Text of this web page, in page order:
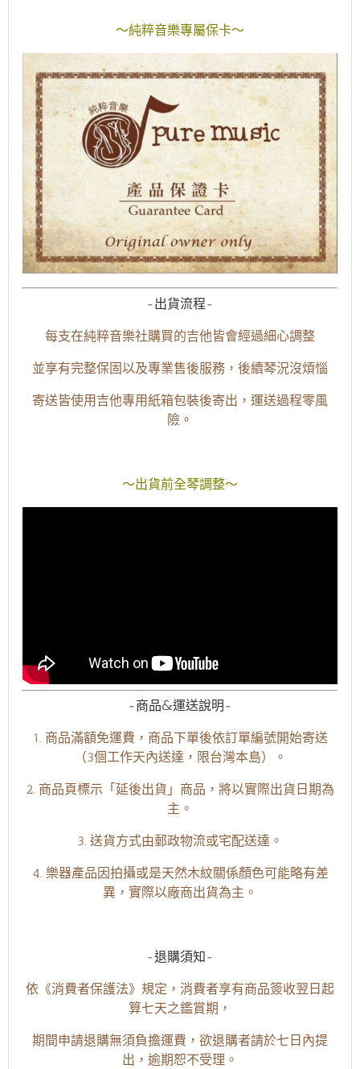
～純粹音樂專屬保卡～
-出貨流程-
每支在純粹音樂社購買的吉他皆會經過細心調整
並享有完整保固以及專業售後服務，後續琴況沒煩惱
寄送皆使用吉他專用紙箱包裝後寄出，運送過程零風
險。
～出貨前全琴調整～
-商品&運送說明-
1. 商品滿額免運費，商品下單後依訂單編號開始寄送
（3個工作天內送達，限台灣本島）。
2. 商品頁標示「延後出貨」商品，將以實際出貨日期為
主。
3. 送貨方式由郵政物流或宅配送達。
4. 樂器產品因拍攝或是天然木紋關係顏色可能略有差
異，實際以廠商出貨為主。
-退購須知-
依《消費者保護法》規定，消費者享有商品簽收翌日起
算七天之鑑賞期，
期間申請退購無須負擔運費，欲退購者請於七日內提
出，逾期恕不受理。